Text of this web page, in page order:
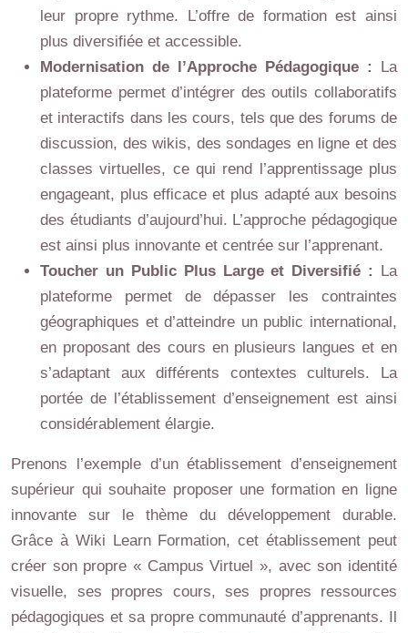
leur propre rythme. L’offre de formation est ainsi
plus diversifiée et accessible.
Modernisation de l’Approche Pédagogique : La
plateforme permet d’intégrer des outils collaboratifs
et interactifs dans les cours, tels que des forums de
discussion, des wikis, des sondages en ligne et des
classes virtuelles, ce qui rend l’apprentissage plus
engageant, plus efficace et plus adapté aux besoins
des étudiants d’aujourd’hui. L’approche pédagogique
est ainsi plus innovante et centrée sur l’apprenant.
Toucher un Public Plus Large et Diversifié : La
plateforme permet de dépasser les contraintes
géographiques et d’atteindre un public international,
en proposant des cours en plusieurs langues et en
s’adaptant aux différents contextes culturels. La
portée de l’établissement d’enseignement est ainsi
considérablement élargie.
Prenons l’exemple d’un établissement d’enseignement
supérieur qui souhaite proposer une formation en ligne
innovante sur le thème du développement durable.
Grâce à Wiki Learn Formation, cet établissement peut
créer son propre « Campus Virtuel », avec son identité
visuelle, ses propres cours, ses propres ressources
pédagogiques et sa propre communauté d’apprenants. Il